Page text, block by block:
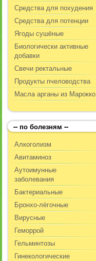
Средства для похудения
Средства для потенции
Ягоды сушёные
Биологически активные
добавки
Свечи ректальные
Продукты пчеловодства
Масла арганы из Марокко
-- по болезням --
Алкоголизм
Авитаминоз
Аутоимунные
заболевания
Бактериальные
Бронхо-лёгочные
Вирусные
Геморрой
Гельминтозы
Гинекологические